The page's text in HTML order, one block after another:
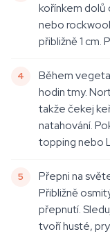
kořínkem dolů
nebo
přibližně 1 cm.
Během
hodin tmy.
takže čekej
natahování.
topping nebo
Přepni na
Přibližně
přepnutí.
tvoří husté,